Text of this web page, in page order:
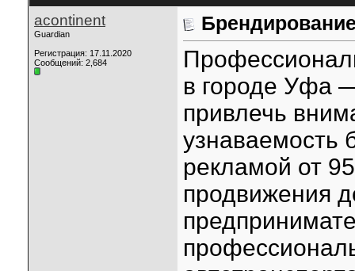
acontinent
Guardian
Регистрация: 17.11.2020
Сообщений: 2,684
в городе Уфа
привлечь
рекламой от
продвижения